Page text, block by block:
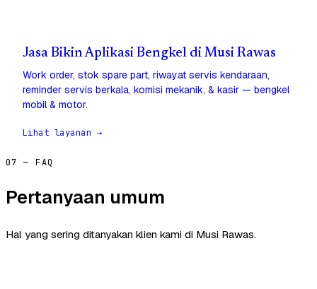
Jasa Bikin Aplikasi Bengkel di Musi Rawas
Work order, stok spare part, riwayat servis kendaraan,
reminder servis berkala, komisi mekanik, & kasir — bengkel
mobil & motor.
Lihat layanan →
07 — FAQ
Pertanyaan umum
Hal yang sering ditanyakan klien kami di Musi Rawas.